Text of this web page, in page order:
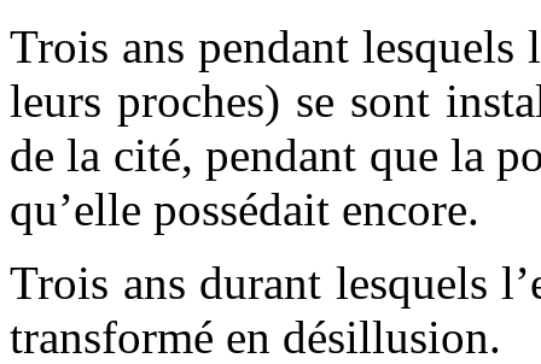
Trois ans pendant lesquels
leurs proches) se sont
de la cité, pendant que la
qu’elle possédait encore.
Trois ans durant lesquels
transformé en désillusion.